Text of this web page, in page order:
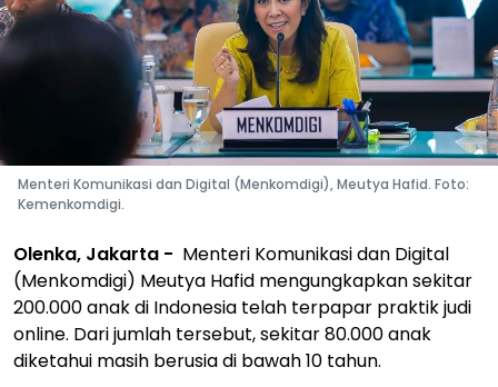
Menteri Komunikasi dan Digital (Menkomdigi), Meutya Hafid. Foto:
Kemenkomdigi.
Olenka, Jakarta - Menteri Komunikasi dan Digital
(Menkomdigi) Meutya Hafid mengungkapkan sekitar
200.000 anak di Indonesia telah terpapar praktik judi
online. Dari jumlah tersebut, sekitar 80.000 anak
diketahui masih berusia di bawah 10 tahun.